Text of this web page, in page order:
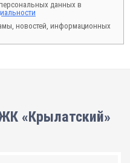
данных в
новостей, информационных
«Крылатский»